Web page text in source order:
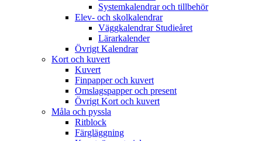
Systemkalendrar och tillbehör
Elev- och skolkalendrar
Väggkalendrar Studieåret
Lärarkalender
Övrigt Kalendrar
Kort och kuvert
Kuvert
Finpapper och kuvert
Omslagspapper och present
Övrigt Kort och kuvert
Måla och pyssla
Ritblock
Färgläggning